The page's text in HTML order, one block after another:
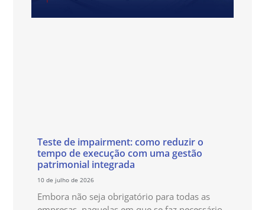
Teste de impairment: como reduzir o
tempo de execução com uma gestão
patrimonial integrada
10 de julho de 2026
Embora não seja obrigatório para todas as